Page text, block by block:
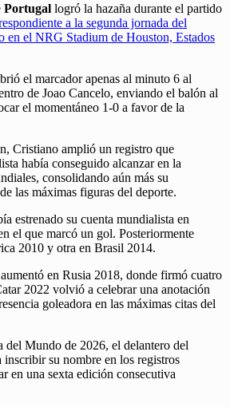
Portugal logró la hazaña durante el partido
a la segunda jornada del
en el NRG Stadium de Houston, Estados
el marcador apenas al minuto 6 al
de Joao Cancelo, enviando el balón al
el momentáneo 1-0 a favor de la
Cristiano amplió un registro que
había conseguido alcanzar en la
consolidando aún más su
las máximas figuras del deporte.
estrenado su cuenta mundialista en
el que marcó un gol. Posteriormente
2010 y otra en Brasil 2014.
en Rusia 2018, donde firmó cuatro
2022 volvió a celebrar una anotación
goleadora en las máximas citas del
del Mundo de 2026, el delantero del
su nombre en los registros
en una sexta edición consecutiva